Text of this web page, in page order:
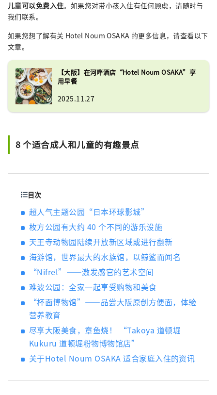
儿童可以免费入住。如果您对带小孩入住有任何顾虑，请随时与
我们联系。
如果您想了解有关 Hotel Noum OSAKA 的更多信息，请查看以下
文章。
【大阪】在河畔酒店“Hotel Noum OSAKA”享
用早餐
2025.11.27
8 个适合成人和儿童的有趣景点
目次
超人气主题公园“日本环球影城”
枚方公园有大约 40 个不同的游乐设施
天王寺动物园陆续开放新区域或进行翻新
海游馆，世界最大的水族馆，以鲸鲨而闻名
“Nifrel”——激发感官的艺术空间
难波公园：全家一起享受购物和美食
“杯面博物馆”——品尝大阪原创方便面，体验
营养教育
尽享大阪美食，章鱼烧！ “Takoya 道顿堀
Kukuru 道顿堀粉物博物馆店”
关于Hotel Noum OSAKA 适合家庭入住的资讯